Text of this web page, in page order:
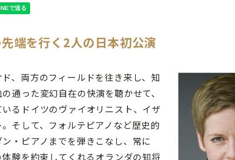
端を行く2人の日本初公演
、両方のフィールドを往き来し、知
通った変幻自在の快演を聴かせて、
るドイツのヴァイオリニスト、イザ
そして、フォルテピアノなど歴史的
・ピアノまでを弾きこなし、常に
体験を約束してくれるオランダの知将